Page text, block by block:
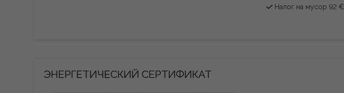
Налог на мусор 92
ЭНЕРГЕТИЧЕСКИЙ СЕРТИФИКАТ